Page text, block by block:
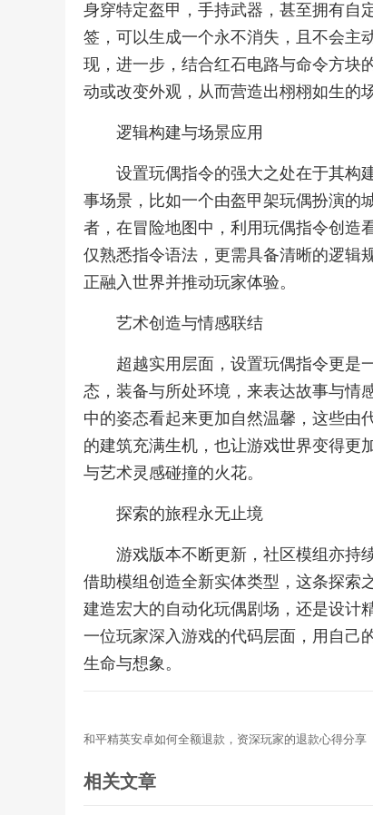
身穿特定盔甲，手持武器，甚至拥有自
签，可以生成一个永不消失，且不会主
现，进一步，结合红石电路与命令方块
动或改变外观，从而营造出栩栩如生的场
逻辑构建与场景应用
设置玩偶指令的强大之处在于其构
事场景，比如一个由盔甲架玩偶扮演的
者，在冒险地图中，利用玩偶指令创造
仅熟悉指令语法，更需具备清晰的逻辑
正融入世界并推动玩家体验。
艺术创造与情感联结
超越实用层面，设置玩偶指令更是
态，装备与所处环境，来表达故事与情
中的姿态看起来更加自然温馨，这些由
的建筑充满生机，也让游戏世界变得更
与艺术灵感碰撞的火花。
探索的旅程永无止境
游戏版本不断更新，社区模组亦持
借助模组创造全新实体类型，这条探索
建造宏大的自动化玩偶剧场，还是设计
一位玩家深入游戏的代码层面，用自己
生命与想象。
和平精英安卓如何全额退款，资深玩家的退款心得分享
相关文章